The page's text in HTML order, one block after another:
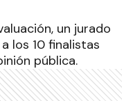
un jurado
los 10 finalistas
pública.